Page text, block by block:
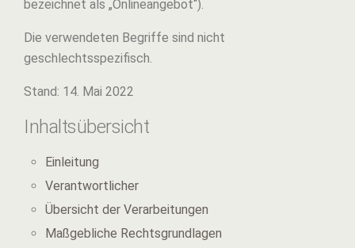
bezeichnet als „Onlineangebot“).
Die verwendeten Begriffe sind nicht
geschlechtsspezifisch.
Stand: 14. Mai 2022
Inhaltsübersicht
Einleitung
Verantwortlicher
Übersicht der Verarbeitungen
Maßgebliche Rechtsgrundlagen